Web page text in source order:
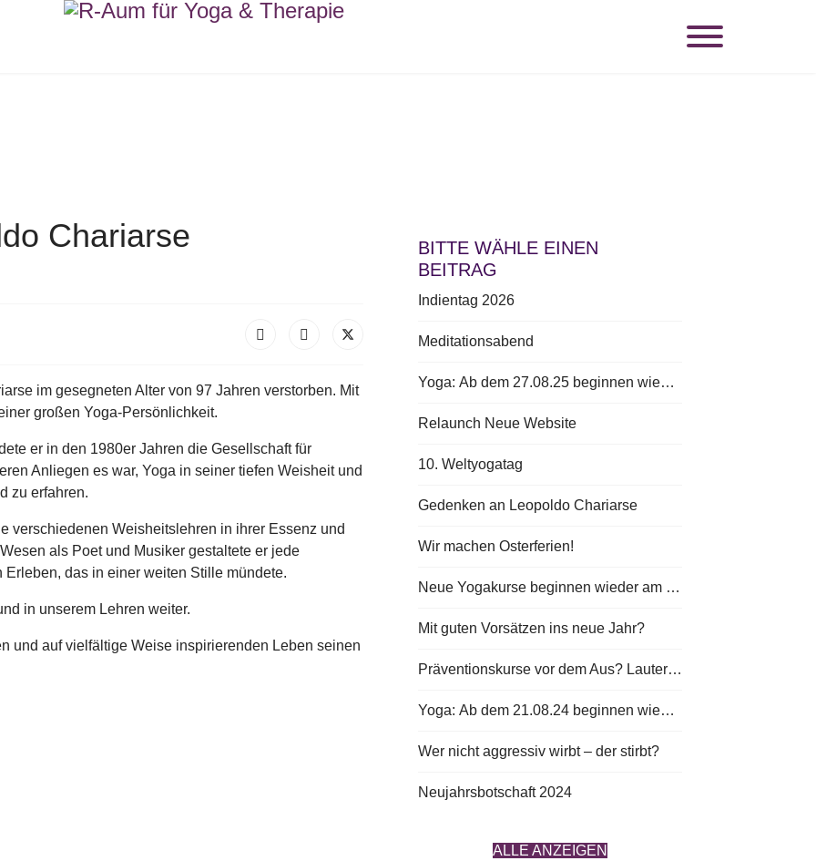
Chariarse
im gesegneten Alter von 97 Jahren verstorben. Mit
großen Yoga-Persönlichkeit.
er in den 1980er Jahren die Gesellschaft für
Anliegen es war, Yoga in seiner tiefen Weisheit und
zu erfahren.
verschiedenen Weisheitslehren in ihrer Essenz und
als Poet und Musiker gestaltete er jede
das in einer weiten Stille mündete.
in unserem Lehren weiter.
und auf vielfältige Weise inspirierenden Leben seinen
BITTE WÄHLE EINEN
BEITRAG
Indientag 2026
Meditationsabend
Yoga: Ab dem 27.08.25 beginnen wieder die neuen Yogakurse bei Andreas Buhr.
Relaunch Neue Website
10. Weltyogatag
Gedenken an Leopoldo Chariarse
Wir machen Osterferien!
Neue Yogakurse beginnen wieder am 06.01.2025
Mit guten Vorsätzen ins neue Jahr?
Präventionskurse vor dem Aus? Lauterbach plant Streichung der Gesundheitsvorsorge
Yoga: Ab dem 21.08.24 beginnen wieder die neuen Yogakurse bei Andreas Buhr.
Wer nicht aggressiv wirbt – der stirbt?
Neujahrsbotschaft 2024
ALLE ANZEIGEN